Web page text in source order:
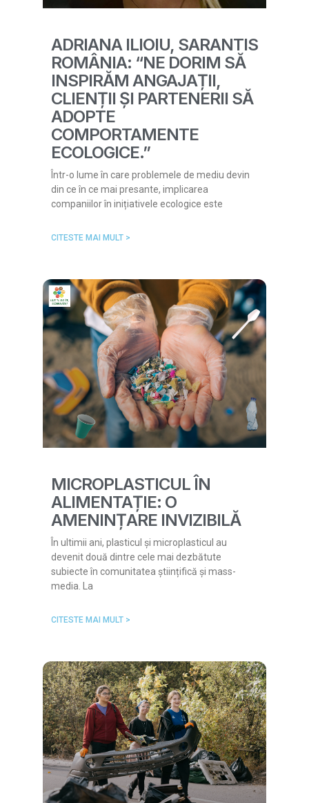
ADRIANA ILIOIU, SARANTIS
ROMÂNIA: “NE DORIM SĂ
INSPIRĂM ANGAJAȚII,
CLIENȚII ȘI PARTENERII SĂ
ADOPTE
COMPORTAMENTE
ECOLOGICE.”
Într-o lume în care problemele de mediu devin
din ce în ce mai presante, implicarea
companiilor în inițiativele ecologice este
CITESTE MAI MULT >
MICROPLASTICUL ÎN
ALIMENTAȚIE: O
AMENINȚARE INVIZIBILĂ
În ultimii ani, plasticul și microplasticul au
devenit două dintre cele mai dezbătute
subiecte în comunitatea științifică și mass-
media. La
CITESTE MAI MULT >